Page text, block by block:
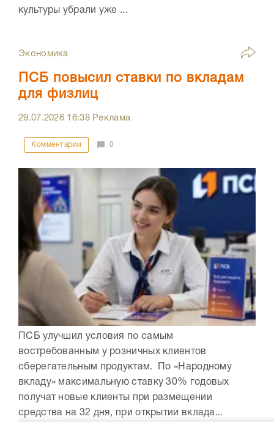
культуры убрали уже ...
Экономика
ПСБ повысил ставки по вкладам
для физлиц
29.07.2026 16:38Реклама
Комментарии 0
ПСБ улучшил условия по самым
востребованным у розничных клиентов
сберегательным продуктам. По «Народному
вкладу» максимальную ставку 30% годовых
получат новые клиенты при размещении
средства на 32 дня, при открытии вклада...